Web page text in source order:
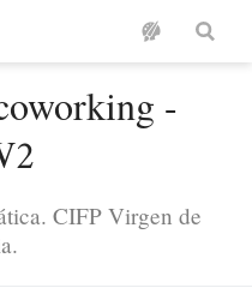
-
CIFP Virgen de